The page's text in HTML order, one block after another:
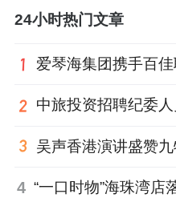
24小时热门文章
4